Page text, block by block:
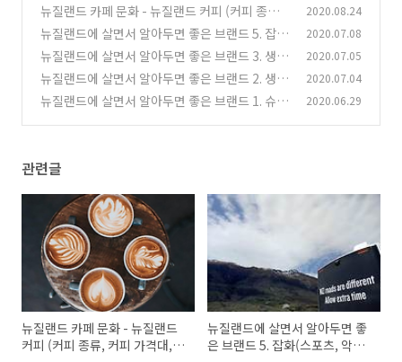
뉴질랜드 카페 문화 - 뉴질랜드 커피 (커피 종류,
커피 가격대, 문화 차이, 카페 즐기기 팁)
(0)
2020.08.24
뉴질랜드에 살면서 알아두면 좋은 브랜드 5. 잡화
(스포츠, 악세사리, 가방, 학용품, 게임, 서점, 속
옷)
(1)
2020.07.08
뉴질랜드에 살면서 알아두면 좋은 브랜드 3. 생활
용품(주방/침구), 약국, 주유소
(1)
2020.07.05
뉴질랜드에 살면서 알아두면 좋은 브랜드 2. 생활
용품, 가전제품, 전자제품 (0)
2020.07.04
뉴질랜드에 살면서 알아두면 좋은 브랜드 1. 슈퍼
2020.06.29
관련글
뉴질랜드 카페 문화 - 뉴질랜드
커피 (커피 종류, 커피 가격대,
뉴질랜드에 살면서 알아두면 좋
은 브랜드 5. 잡화(스포츠, 악세